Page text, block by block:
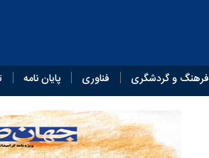
فرهنگ و گردشگری فناوری پایان‌ نامه